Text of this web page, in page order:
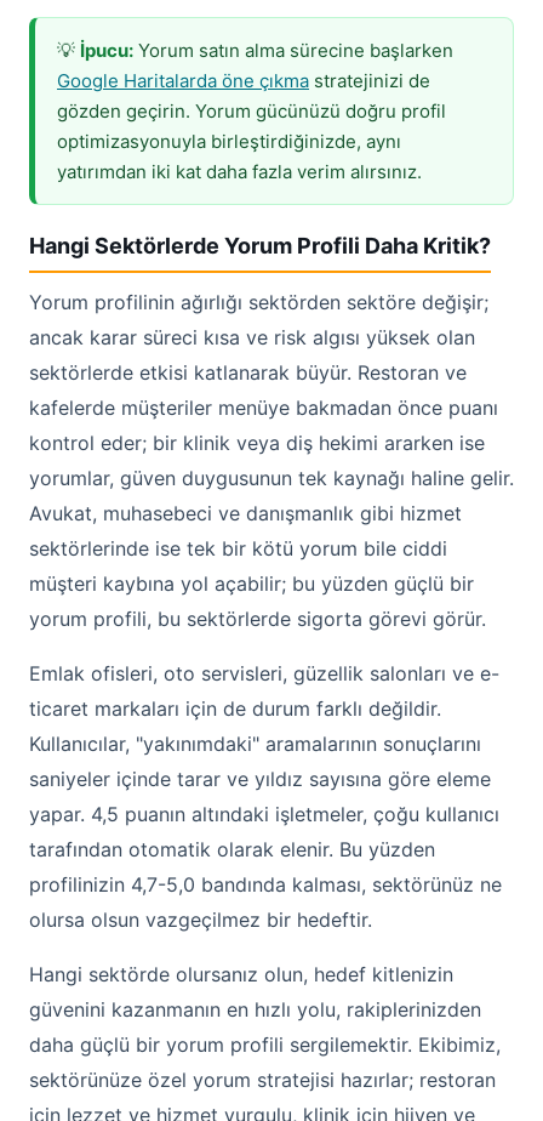
💡 İpucu: Yorum satın alma sürecine başlarken
Google Haritalarda öne çıkma stratejinizi de
gözden geçirin. Yorum gücünüzü doğru profil
optimizasyonuyla birleştirdiğinizde, aynı
yatırımdan iki kat daha fazla verim alırsınız.
Hangi Sektörlerde Yorum Profili Daha Kritik?
Yorum profilinin ağırlığı sektörden sektöre değişir;
ancak karar süreci kısa ve risk algısı yüksek olan
sektörlerde etkisi katlanarak büyür. Restoran ve
kafelerde müşteriler menüye bakmadan önce puanı
kontrol eder; bir klinik veya diş hekimi ararken ise
yorumlar, güven duygusunun tek kaynağı haline gelir.
Avukat, muhasebeci ve danışmanlık gibi hizmet
sektörlerinde ise tek bir kötü yorum bile ciddi
müşteri kaybına yol açabilir; bu yüzden güçlü bir
yorum profili, bu sektörlerde sigorta görevi görür.
Emlak ofisleri, oto servisleri, güzellik salonları ve e-
ticaret markaları için de durum farklı değildir.
Kullanıcılar, "yakınımdaki" aramalarının sonuçlarını
saniyeler içinde tarar ve yıldız sayısına göre eleme
yapar. 4,5 puanın altındaki işletmeler, çoğu kullanıcı
tarafından otomatik olarak elenir. Bu yüzden
profilinizin 4,7-5,0 bandında kalması, sektörünüz ne
olursa olsun vazgeçilmez bir hedeftir.
Hangi sektörde olursanız olun, hedef kitlenizin
güvenini kazanmanın en hızlı yolu, rakiplerinizden
daha güçlü bir yorum profili sergilemektir. Ekibimiz,
sektörünüze özel yorum stratejisi hazırlar; restoran
için lezzet ve hizmet vurgulu, klinik için hijyen ve